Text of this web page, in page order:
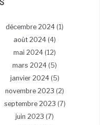
décembre 2024 (1)
août 2024 (4)
mai 2024 (12)
mars 2024 (5)
janvier 2024(5)
novembre 2023 (2)
septembre 2023 (7)
juin 2023 (7)